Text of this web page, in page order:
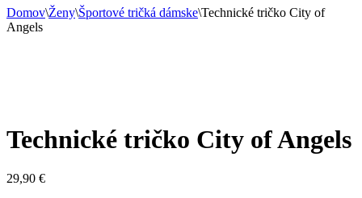
Domov\Ženy\Športové tričká dámske\Technické tričko City of
Angels
Technické tričko City of Angels
29,90 €